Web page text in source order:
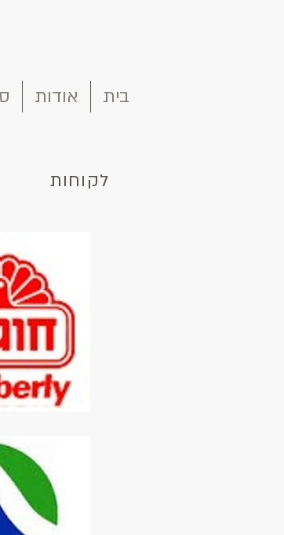
בית אודות
לקוחות